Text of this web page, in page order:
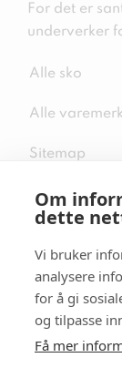
Om
dette
Vi bruker
analysere
for å gi
og tilpasse
Få mer
For det er
underverker
Alle sko
Alle
Sitemap
Følg oss i